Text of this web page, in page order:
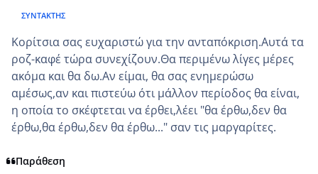
ΣΥΝΤΆΚΤΗΣ
Κορίτσια σας ευχαριστώ για την ανταπόκριση.Αυτά τα
ροζ-καφέ τώρα συνεχίζουν.Θα περιμένω λίγες μέρες
ακόμα και θα δω.Αν είμαι, θα σας ενημερώσω
αμέσως,αν και πιστεύω ότι μάλλον περίοδος θα είναι,
η οποία το σκέφτεται να έρθει,λέει "θα έρθω,δεν θα
έρθω,θα έρθω,δεν θα έρθω..." σαν τις μαργαρίτες.
Παράθεση